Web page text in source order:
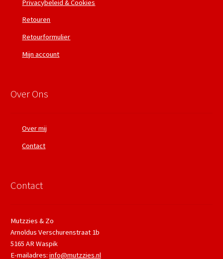
Privacybeleid & Cookies
Retouren
Retourformulier
Mijn account
Over Ons
Over mij
Contact
Contact
Mutzzies & Zo
Arnoldus Verschurenstraat 1b
5165 AR Waspik
E-mailadres: info@mutzzies.nl